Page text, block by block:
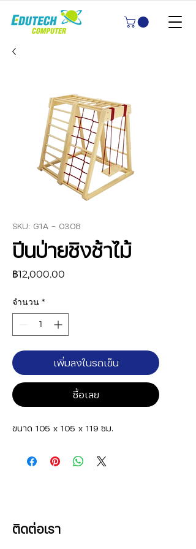
SKU: G1A - 0308
ปีนป่ายชิงช้าไม้
฿12,000.00
จำนวน *
เพิ่มลงในรถเข็น
ซื้อเลย
ขนาด 105 x 105 x 119 ซม.
ติดต่อเรา